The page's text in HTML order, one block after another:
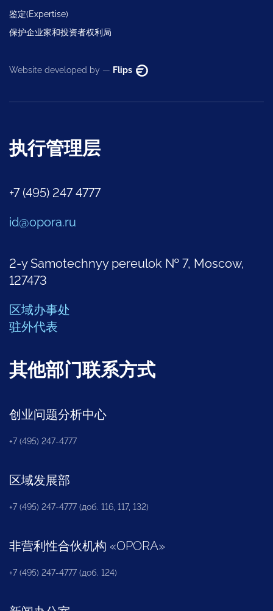
鉴定(Expertise)
保护企业家和投资者权利局
Website developed by — Flips
执行管理层
+7 (495) 247 4777
id@opora.ru
2-y Samotechnyy pereulok № 7, Moscow,
127473
区域办事处
驻外代表
其他部门联系方式
创业问题分析中心
+7 (495) 247-4777
区域发展部
+7 (495) 247-4777 (доб. 116, 117, 132)
非营利性合伙机构 «OPORA»
+7 (495) 247-4777 (доб. 124)